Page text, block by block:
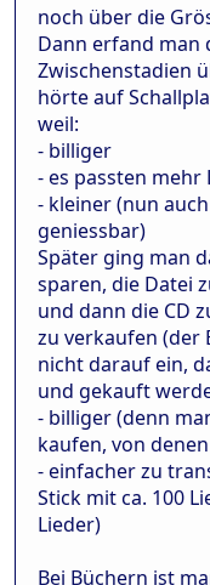
noch über die
Dann erfand man
Zwischenstadien
hörte auf
weil:
- billiger
- es passten mehr
- kleiner (nun
geniessbar)
Später ging man
sparen, die Datei
und dann die CD
zu verkaufen (der
nicht darauf ein,
und gekauft
- billiger (denn
kaufen, von
- einfacher zu
Stick mit ca. 100
Lieder)
Bei Büchern ist